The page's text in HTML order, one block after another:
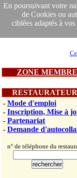
En poursuivant votre
de Cookies ou
ciblées adaptés à
ZONE MEMBRE
- Mode d'emploi
- Inscription, Mise à
- Partenariat
- Demande
n° de téléphone du